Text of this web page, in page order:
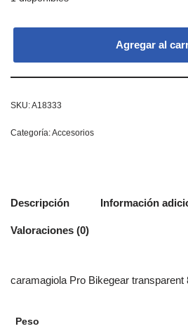
Agregar al
SKU:A18333
Categoría:Accesorios
Descripción Información
Valoraciones (0)
caramagiola Pro Bikegear transparent
Peso